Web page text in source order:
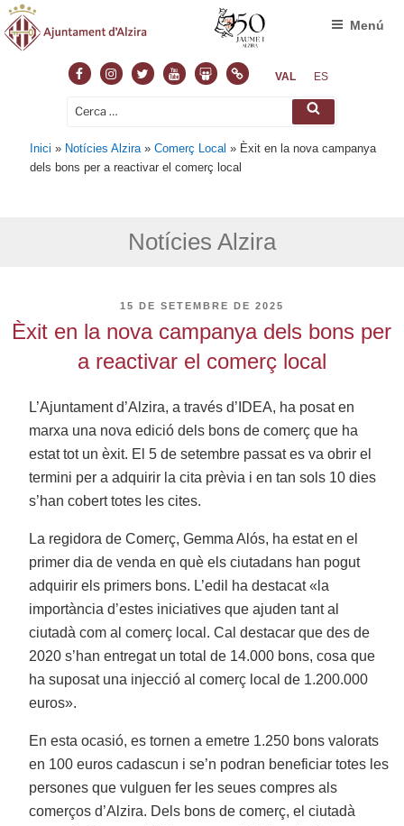
FacebookInstagram
TwitterYoutubeSlideshare
NormasVAL ES
Cerca: Cerca
Menú
Inici » Notícies Alzira »Comerç Local » Èxit en la nova campanya
dels bons per a reactivar el comerç local
Notícies Alzira
PUBLICAT
15 DE SETEMBRE DE 2025
Èxit en la nova campanya dels bons per
a reactivar el comerç local
L’Ajuntament d’Alzira, a través d’IDEA, ha posat en
marxa una nova edició dels bons de comerç que ha
estat tot un èxit. El 5 de setembre passat es va obrir el
termini per a adquirir la cita prèvia i en tan sols 10 dies
s’han cobert totes les cites.
La regidora de Comerç, Gemma Alós, ha estat en el
primer dia de venda en què els ciutadans han pogut
adquirir els primers bons. L’edil ha destacat «la
importància d’estes iniciatives que ajuden tant al
ciutadà com al comerç local. Cal destacar que des de
2020 s’han entregat un total de 14.000 bons, cosa que
ha suposat una injecció al comerç local de 1.200.000
euros».
En esta ocasió, es tornen a emetre 1.250 bons valorats
en 100 euros cadascun i se’n podran beneficiar totes les
persones que vulguen fer les seues compres als
comerços d’Alzira. Dels bons de comerç, el ciutadà